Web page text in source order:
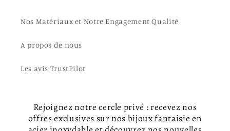
Nos Matériaux et Notre Engagement Qualité
A propos de nous
Les avis TrustPilot
Rejoignez notre cercle privé : recevez nos
offres exclusives sur nos bijoux fantaisie en